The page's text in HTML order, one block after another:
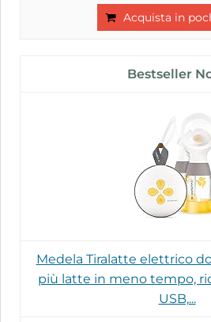
Acquista in
Medela Tiralatte elettrico
più latte in meno tempo,
USB,...